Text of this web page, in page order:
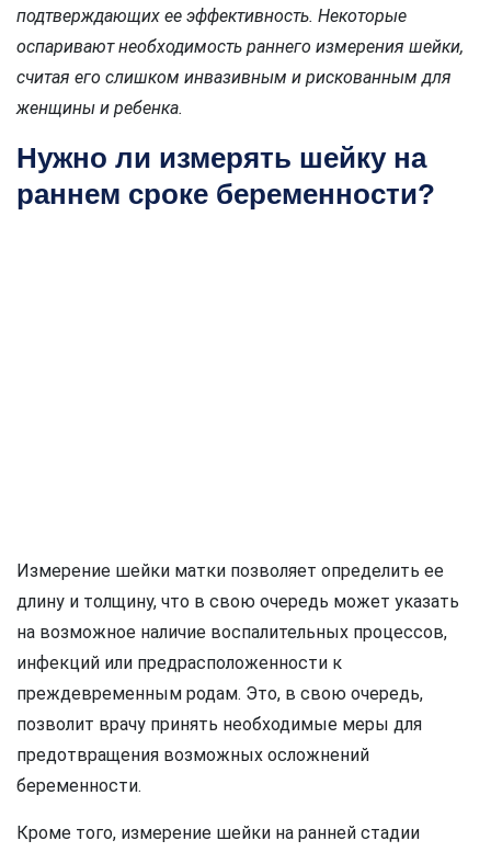
подтверждающих ее эффективность. Некоторые
оспаривают необходимость раннего измерения шейки,
считая его слишком инвазивным и рискованным для
женщины и ребенка.
Нужно ли измерять шейку на
раннем сроке беременности?
Измерение шейки матки позволяет определить ее
длину и толщину, что в свою очередь может указать
на возможное наличие воспалительных процессов,
инфекций или предрасположенности к
преждевременным родам. Это, в свою очередь,
позволит врачу принять необходимые меры для
предотвращения возможных осложнений
беременности.
Кроме того, измерение шейки на ранней стадии